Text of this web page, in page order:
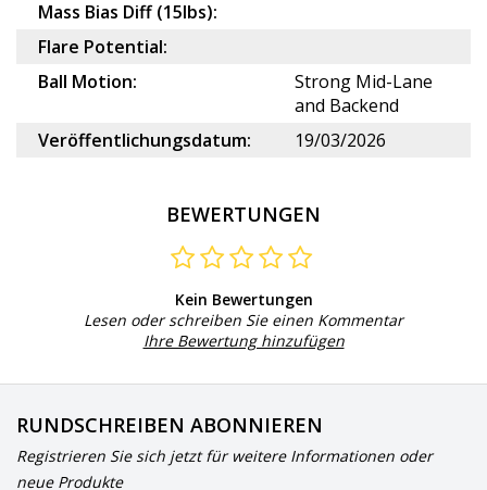
Mass Bias Diff (15lbs):
Flare Potential:
Ball Motion:
Strong Mid-Lane
and Backend
Veröffentlichungsdatum:
19/03/2026
BEWERTUNGEN
Kein Bewertungen
Lesen oder schreiben Sie einen Kommentar
Ihre Bewertung hinzufügen
RUNDSCHREIBEN ABONNIEREN
Registrieren Sie sich jetzt für weitere Informationen oder
neue Produkte